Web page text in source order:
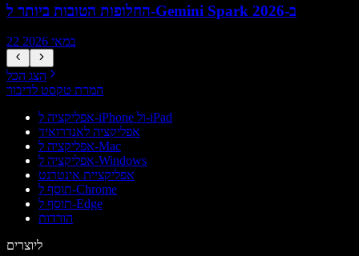
החלופות הטובות ביותר ל-Gemini Spark ב-2026
22 במאי 2026
הצג הכל
המרת טקסט לדיבור
אפליקציה ל-iPhone ול-iPad
אפליקציה לאנדרואיד
אפליקציה ל-Mac
אפליקציה ל-Windows
אפליקציית אינטרנט
תוסף ל-Chrome
תוסף ל-Edge
הורדות
ליוצרים